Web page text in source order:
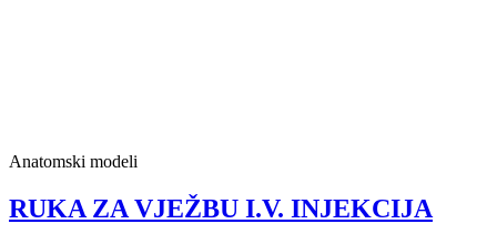
Anatomski modeli
RUKA ZA VJEŽBU I.V. INJEKCIJA